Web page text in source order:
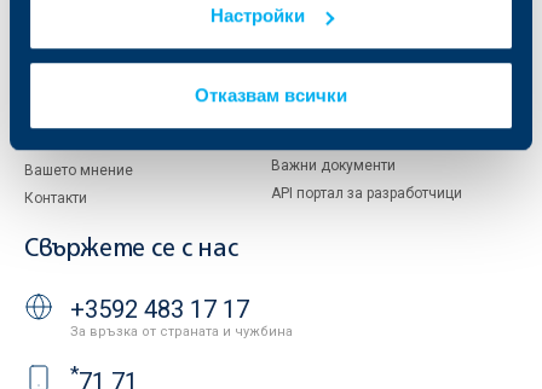
Настройки
Отказвам всички
Други документи
Вашето мнение
Контакти
Продажба на имоти
Важни документи
API портал за разработчици
Свържете се с нас
+3592 483 17 17
За връзка от страната и чужбина
*71 71